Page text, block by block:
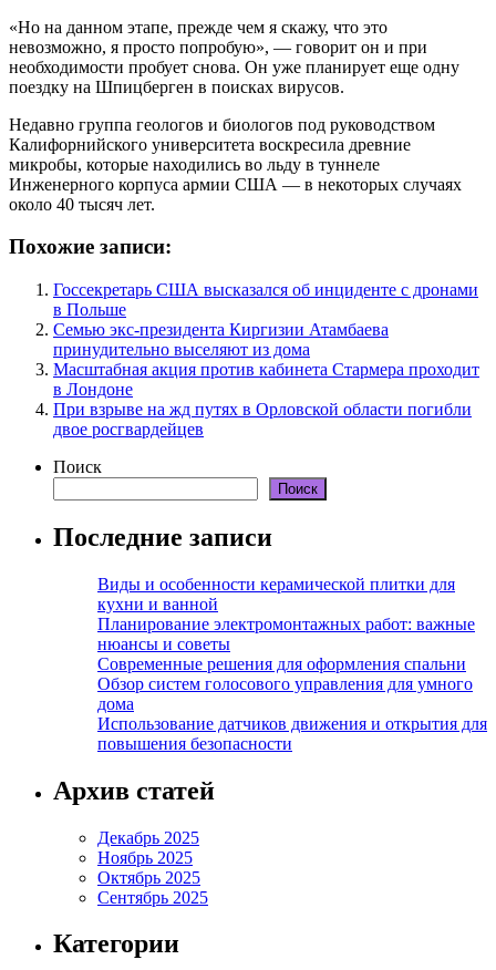
«Но на данном этапе, прежде чем я скажу, что это
невозможно, я просто попробую», — говорит он и при
необходимости пробует снова. Он уже планирует еще одну
поездку на Шпицберген в поисках вирусов.
Недавно группа геологов и биологов под руководством
Калифорнийского университета воскресила древние
микробы, которые находились во льду в туннеле
Инженерного корпуса армии США — в некоторых случаях
около 40 тысяч лет.
Похожие записи:
Госсекретарь США высказался об инциденте с дронами
в Польше
Семью экс-президента Киргизии Атамбаева
принудительно выселяют из дома
Масштабная акция против кабинета Стармера проходит
в Лондоне
При взрыве на жд путях в Орловской области погибли
двое росгвардейцев
Поиск
Поиск
Последние записи
Виды и особенности керамической плитки для
кухни и ванной
Планирование электромонтажных работ: важные
нюансы и советы
Современные решения для оформления спальни
Обзор систем голосового управления для умного
дома
Использование датчиков движения и открытия для
повышения безопасности
Архив статей
Декабрь 2025
Ноябрь 2025
Октябрь 2025
Сентябрь 2025
Категории